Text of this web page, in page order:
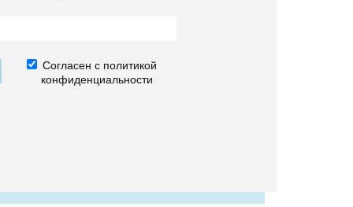
Согласен с политикой
конфиденциальности